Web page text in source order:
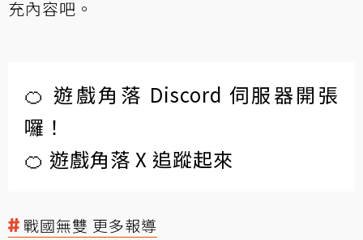
充內容吧。
🍊 遊戲角落 Discord 伺服器開張
囉！
🍊 遊戲角落 X 追蹤起來
戰國無雙 更多報導